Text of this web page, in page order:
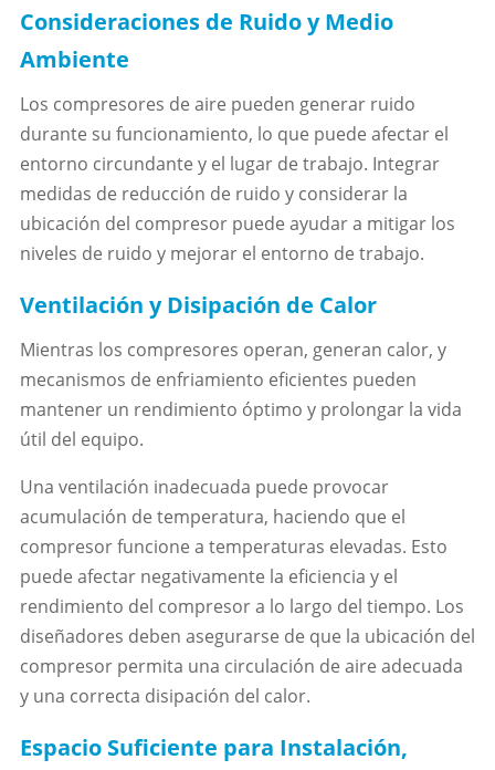
Consideraciones de Ruido y Medio
Ambiente
Los compresores de aire pueden generar ruido
durante su funcionamiento, lo que puede afectar el
entorno circundante y el lugar de trabajo. Integrar
medidas de reducción de ruido y considerar la
ubicación del compresor puede ayudar a mitigar los
niveles de ruido y mejorar el entorno de trabajo.
Ventilación y Disipación de Calor
Mientras los compresores operan, generan calor, y
mecanismos de enfriamiento eficientes pueden
mantener un rendimiento óptimo y prolongar la vida
útil del equipo.
Una ventilación inadecuada puede provocar
acumulación de temperatura, haciendo que el
compresor funcione a temperaturas elevadas. Esto
puede afectar negativamente la eficiencia y el
rendimiento del compresor a lo largo del tiempo. Los
diseñadores deben asegurarse de que la ubicación del
compresor permita una circulación de aire adecuada
y una correcta disipación del calor.
Espacio Suficiente para Instalación,